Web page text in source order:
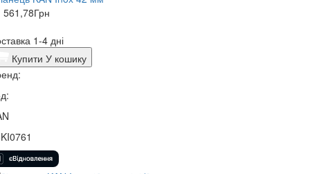
561,78Грн
1-4 дні
Купити У кошику